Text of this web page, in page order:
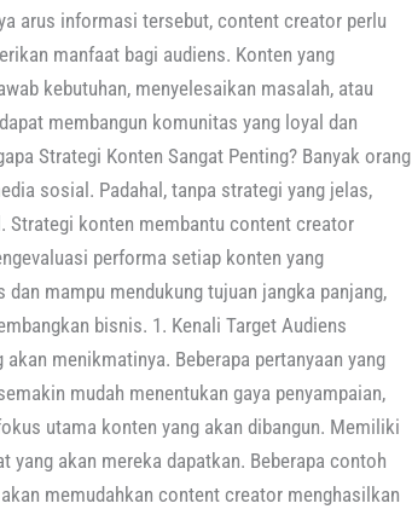
arus informasi tersebut, content creator perlu
manfaat bagi audiens. Konten yang
kebutuhan, menyelesaikan masalah, atau
membangun komunitas yang loyal dan
Strategi Konten Sangat Penting? Banyak orang
sosial. Padahal, tanpa strategi yang jelas,
Strategi konten membantu content creator
performa setiap konten yang
mampu mendukung tujuan jangka panjang,
bisnis. 1. Kenali Target Audiens
menikmatinya. Beberapa pertanyaan yang
mudah menentukan gaya penyampaian,
utama konten yang akan dibangun. Memiliki
akan mereka dapatkan. Beberapa contoh
memudahkan content creator menghasilkan